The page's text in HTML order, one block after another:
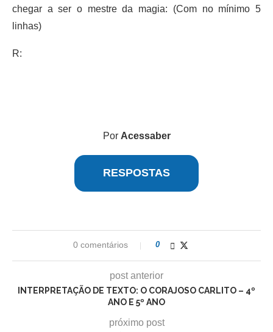
chegar a ser o mestre da magia: (Com no mínimo 5
linhas)
R:
Por Acessaber
RESPOSTAS
0 comentários 0
post anterior
INTERPRETAÇÃO DE TEXTO: O CORAJOSO CARLITO – 4º
ANO E 5º ANO
próximo post